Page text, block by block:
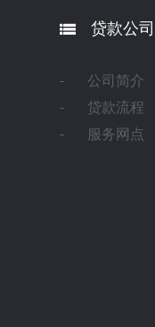
贷款公司
公司简介
贷款流程
服务网点